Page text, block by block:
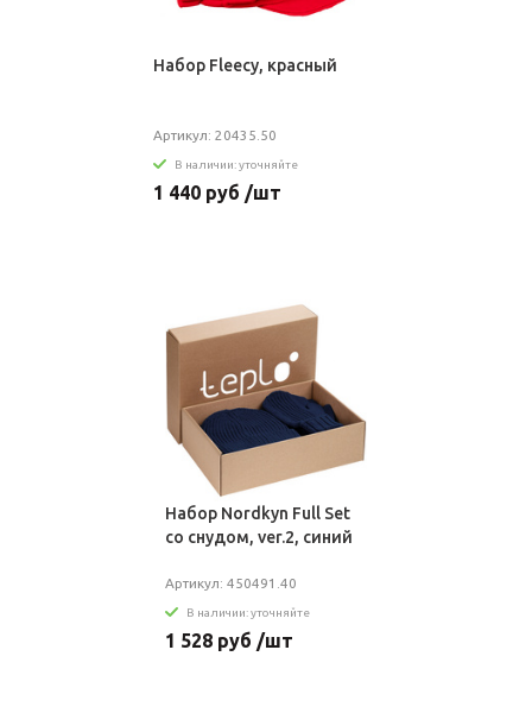
Набор Fleecy, красный
Артикул: 20435.50
В наличии: уточняйте
1 440 руб /шт
Набор Nordkyn Full Set
со снудом, ver.2, синий
Артикул: 450491.40
В наличии: уточняйте
1 528 руб /шт